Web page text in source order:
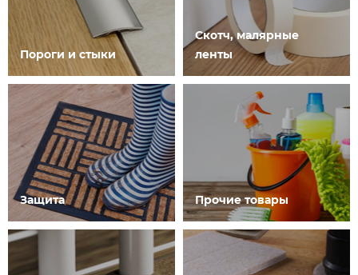
Пороги и стыки
Скотч, малярные
ленты
Защита Прочие товары